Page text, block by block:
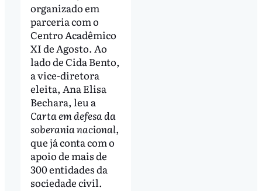
organizado em
parceria com o
Centro Acadêmico
XI de Agosto. Ao
lado de Cida Bento,
a vice-diretora
eleita, Ana Elisa
Bechara, leu a
Carta em defesa da
soberania nacional,
que já conta com o
apoio de mais de
300 entidades da
sociedade civil.